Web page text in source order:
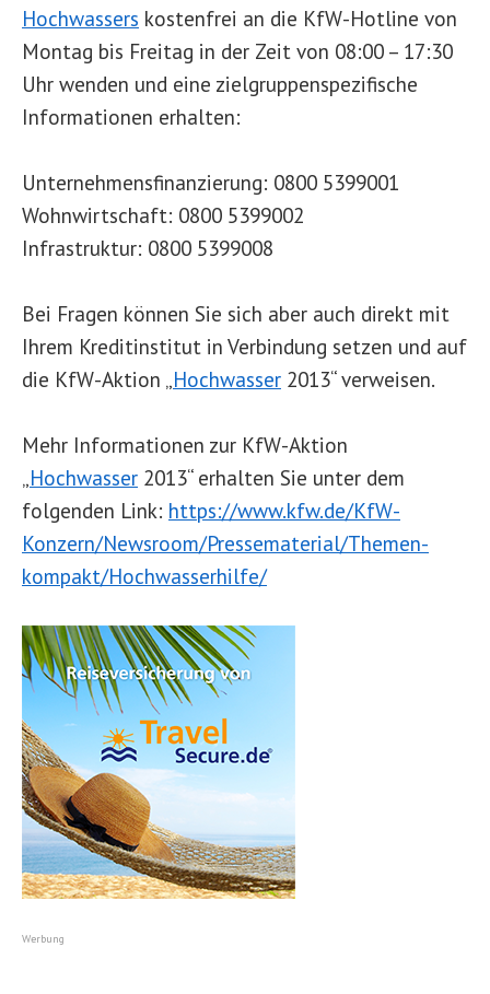
Hochwassers kostenfrei an die KfW-Hotline von
Montag bis Freitag in der Zeit von 08:00 – 17:30
Uhr wenden und eine zielgruppenspezifische
Informationen erhalten:
Unternehmensfinanzierung: 0800 5399001
Wohnwirtschaft: 0800 5399002
Infrastruktur: 0800 5399008
Bei Fragen können Sie sich aber auch direkt mit
Ihrem Kreditinstitut in Verbindung setzen und auf
die KfW-Aktion „Hochwasser 2013“ verweisen.
Mehr Informationen zur KfW-Aktion
„Hochwasser 2013“ erhalten Sie unter dem
folgenden Link: https://www.kfw.de/KfW-
Konzern/Newsroom/Pressematerial/Themen-
kompakt/Hochwasserhilfe/
Werbung